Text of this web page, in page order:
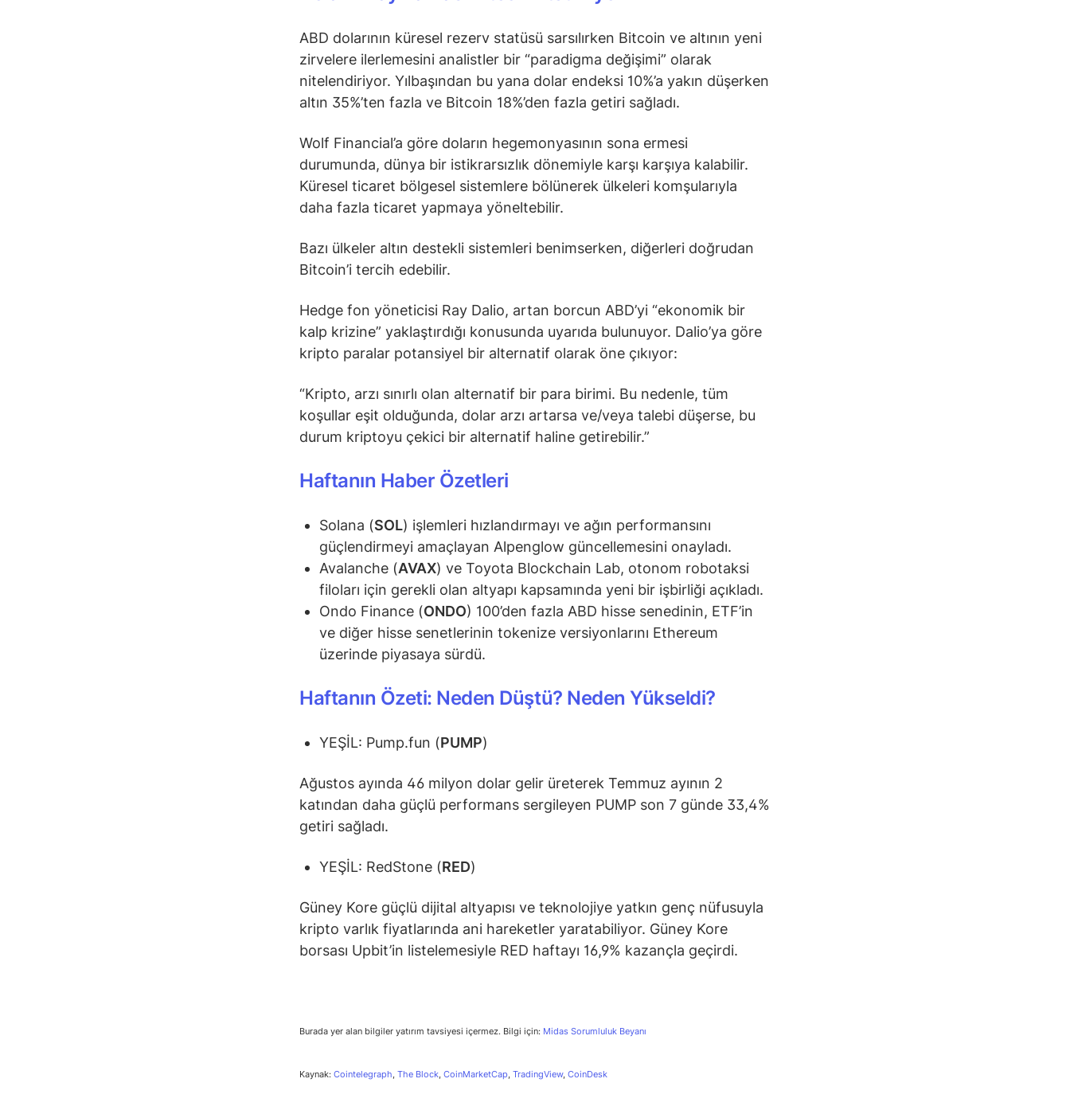
ABD dolarının küresel rezerv statüsü sarsılırken Bitcoin ve altının yeni
zirvelere ilerlemesini analistler bir “paradigma değişimi” olarak
nitelendiriyor. Yılbaşından bu yana dolar endeksi 10%’a yakın düşerken
altın 35%’ten fazla ve Bitcoin 18%’den fazla getiri sağladı.
Wolf Financial’a göre doların hegemonyasının sona ermesi
durumunda, dünya bir istikrarsızlık dönemiyle karşı karşıya kalabilir.
Küresel ticaret bölgesel sistemlere bölünerek ülkeleri komşularıyla
daha fazla ticaret yapmaya yöneltebilir.
Bazı ülkeler altın destekli sistemleri benimserken, diğerleri doğrudan
Bitcoin’i tercih edebilir.
Hedge fon yöneticisi Ray Dalio, artan borcun ABD’yi “ekonomik bir
kalp krizine” yaklaştırdığı konusunda uyarıda bulunuyor. Dalio’ya göre
kripto paralar potansiyel bir alternatif olarak öne çıkıyor:
“Kripto, arzı sınırlı olan alternatif bir para birimi. Bu nedenle, tüm
koşullar eşit olduğunda, dolar arzı artarsa ve/veya talebi düşerse, bu
durum kriptoyu çekici bir alternatif haline getirebilir.”
Haftanın Haber Özetleri
Solana (SOL) işlemleri hızlandırmayı ve ağın performansını
güçlendirmeyi amaçlayan Alpenglow güncellemesini onayladı.
Avalanche (AVAX) ve Toyota Blockchain Lab, otonom robotaksi
filoları için gerekli olan altyapı kapsamında yeni bir işbirliği açıkladı.
Ondo Finance (ONDO) 100’den fazla ABD hisse senedinin, ETF’in
ve diğer hisse senetlerinin tokenize versiyonlarını Ethereum
üzerinde piyasaya sürdü.
Haftanın Özeti: Neden Düştü? Neden Yükseldi?
YEŞİL: Pump.fun (PUMP)
Ağustos ayında 46 milyon dolar gelir üreterek Temmuz ayının 2
katından daha güçlü performans sergileyen PUMP son 7 günde 33,4%
getiri sağladı.
YEŞİL: RedStone (RED)
Güney Kore güçlü dijital altyapısı ve teknolojiye yatkın genç nüfusuyla
kripto varlık fiyatlarında ani hareketler yaratabiliyor. Güney Kore
borsası Upbit’in listelemesiyle RED haftayı 16,9% kazançla geçirdi.
Burada yer alan bilgiler yatırım tavsiyesi içermez. Bilgi için: Midas Sorumluluk Beyanı
Kaynak: Cointelegraph, The Block, CoinMarketCap, TradingView, CoinDesk